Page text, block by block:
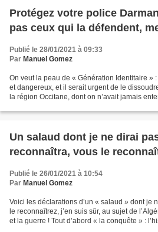
Protégez votre police
pas ceux qui la défendent,
Publié le 28/01/2021 à 09:33
Par Manuel Gomez
On veut la peau de « Génération Identitaire »
et dangereux, et il serait urgent de le
la région Occitane, dont on n’avait jamais
Un salaud dont je ne dirai
reconnaîtra, vous le
Publié le 26/01/2021 à 10:54
Par Manuel Gomez
Voici les déclarations d’un « salaud » dont je
le reconnaîtrez, j’en suis sûr, au sujet de
et la guerre ! Tout d’abord « la conquête » :